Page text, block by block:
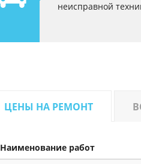
неисправной
ЦЕНЫ НА РЕМОНТ
Наименование работ